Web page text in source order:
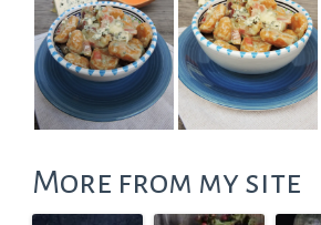
More from my site